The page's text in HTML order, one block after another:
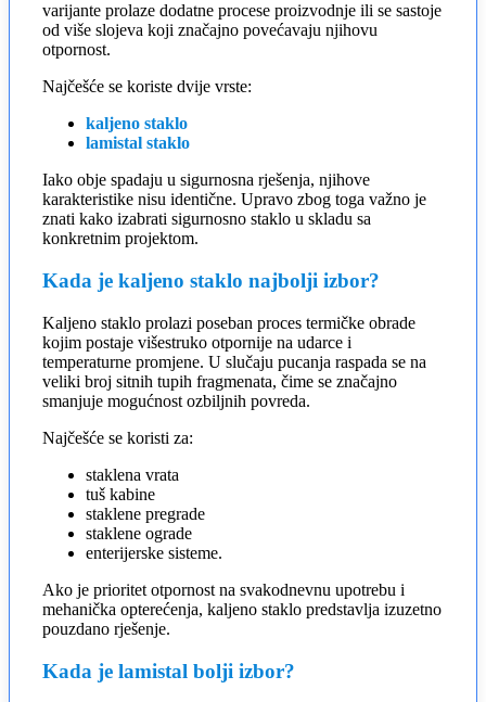
varijante prolaze dodatne procese proizvodnje ili se sastoje
od više slojeva koji značajno povećavaju njihovu
otpornost.
Najčešće se koriste dvije vrste:
kaljeno staklo
lamistal staklo
Iako obje spadaju u sigurnosna rješenja, njihove
karakteristike nisu identične. Upravo zbog toga važno je
znati kako izabrati sigurnosno staklo u skladu sa
konkretnim projektom.
Kada je kaljeno staklo najbolji izbor?
Kaljeno staklo prolazi poseban proces termičke obrade
kojim postaje višestruko otpornije na udarce i
temperaturne promjene. U slučaju pucanja raspada se na
veliki broj sitnih tupih fragmenata, čime se značajno
smanjuje mogućnost ozbiljnih povreda.
Najčešće se koristi za:
staklena vrata
tuš kabine
staklene pregrade
staklene ograde
enterijerske sisteme.
Ako je prioritet otpornost na svakodnevnu upotrebu i
mehanička opterećenja, kaljeno staklo predstavlja izuzetno
pouzdano rješenje.
Kada je lamistal bolji izbor?